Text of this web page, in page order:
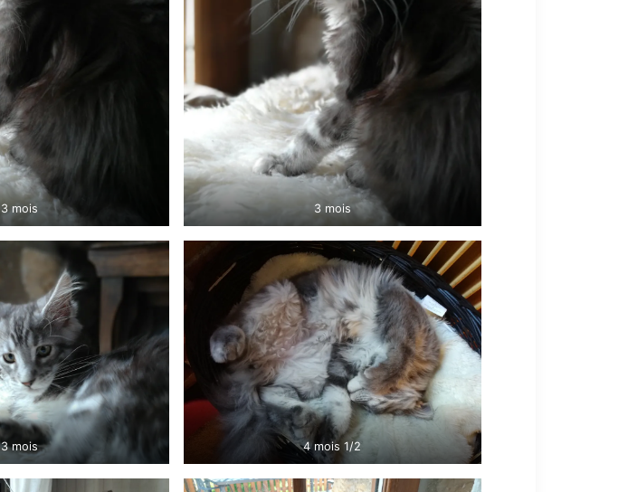
3 mois 3 mois
3 mois 4 mois 1/2